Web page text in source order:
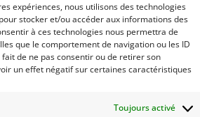
expériences, nous utilisons des technologies
stocker et/ou accéder aux informations des
à ces technologies nous permettra de
que le comportement de navigation ou les ID
fait de ne pas consentir ou de retirer son
un effet négatif sur certaines caractéristiques
Toujours activé
cookies (UE)
de confidentialité (UE)